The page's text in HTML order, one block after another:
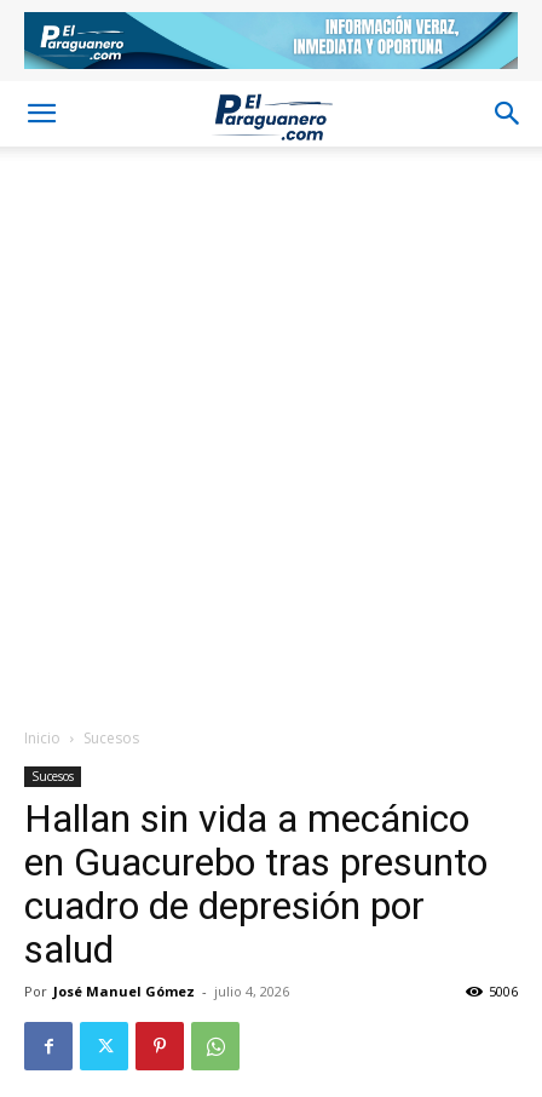
Inicio Sucesos
Sucesos
Hallan sin vida a mecánico
en Guacurebo tras presunto
cuadro de depresión por
salud
Por José Manuel Gómez - julio 4, 2026 5006